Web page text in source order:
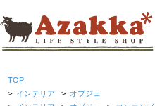
TOP
> インテリア > オブジェ